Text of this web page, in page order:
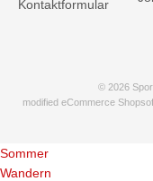
Kontaktformular
© 2026
modified eCommerce
Sommer
Wandern